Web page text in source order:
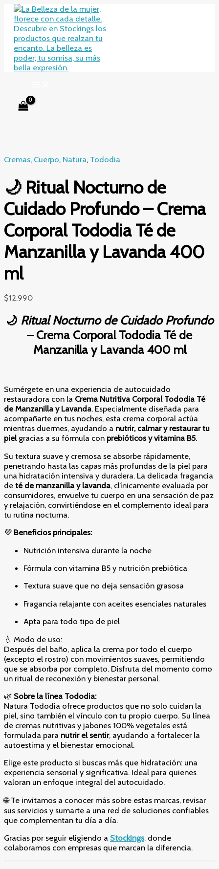
contenido
Cremas, Cuerpo, Natura, Tododia
🌙 Ritual Nocturno de
Cuidado Profundo – Crema
Corporal Tododia Té de
Manzanilla y Lavanda 400
ml
$12.990
🌙 Ritual Nocturno de Cuidado Profundo
– Crema Corporal Tododia Té de
Manzanilla y Lavanda 400 ml
Sumérgete en una experiencia de autocuidado
restauradora con la Crema Nutritiva Corporal Tododia Té
de Manzanilla y Lavanda. Especialmente diseñada para
acompañarte en tus noches, esta crema corporal actúa
mientras duermes, ayudando a nutrir, calmar y restaurar tu
pielgracias a su fórmula con prebióticos y vitamina B5.
Su textura suave y cremosa se absorbe rápidamente,
penetrando hasta las capas más profundas de la piel para
una hidratación intensiva y duradera. La delicada fragancia
de té de manzanilla y lavanda, clínicamente evaluada por
consumidores, envuelve tu cuerpo en una sensación de paz
y relajación, convirtiéndose en el complemento ideal para
tu rutina nocturna.
💜 Beneficios principales:
Nutrición intensiva durante la noche
Fórmula con vitamina B5 y nutrición prebiótica
Textura suave que no deja sensación grasosa
Fragancia relajante con aceites esenciales naturales
Apta para todo tipo de piel
💧 Modo de uso:
Después del baño, aplica la crema por todo el cuerpo
(excepto el rostro) con movimientos suaves, permitiendo
que se absorba por completo. Disfruta del momento como
un ritual de reconexión y bienestar personal.
🌿 Sobre la línea Tododia:
Natura Tododia ofrece productos que no solo cuidan la
piel, sino también el vínculo con tu propio cuerpo. Su línea
de cremas nutritivas y jabones 100% vegetales está
formulada para nutrir el sentir, ayudando a fortalecer la
autoestima y el bienestar emocional.
Elige este producto si buscas más que hidratación: una
experiencia sensorial y significativa. Ideal para quienes
valoran un enfoque integral del autocuidado.
🌐 Te invitamos a conocer más sobre estas marcas, revisar
sus servicios y sumarte a una red de soluciones confiables
que complementan tu día a día.
Gracias por seguir eligiendo a Stockings, donde
colaboramos con empresas que marcan la diferencia.